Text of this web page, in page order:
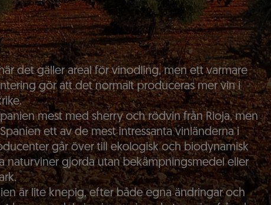
det gäller areal för vinodling, men ett varmare
gör att det normalt produceras mer vin i
mest med sherry och rödvin från Rioja, men
ett av de mest intressanta vinländerna i
går över till ekologisk och biodynamisk
naturviner gjorda utan bekämpningsmedel eller
är lite knepig, efter både egna ändringar och